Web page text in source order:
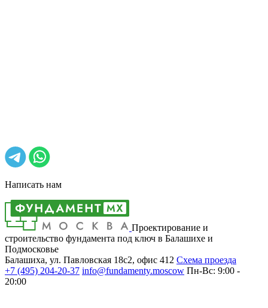
Написать нам
Проектирование и
строительство фундамента под ключ в Балашихе и
Подмосковье
Балашиха, ул. Павловская 18с2, офис 412 Cхема проезда
+7 (495) 204-20-37 info@fundamenty.moscow Пн-Вс: 9:00 -
20:00